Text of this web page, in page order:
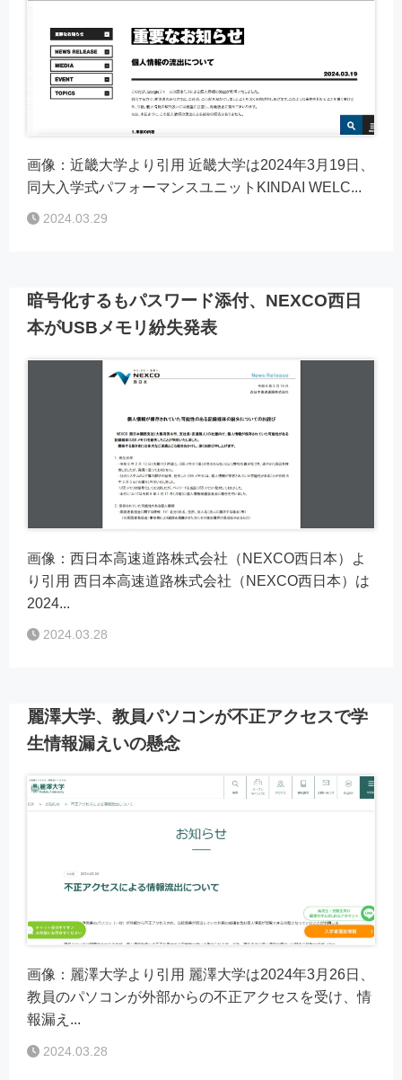
画像：近畿大学より引用 近畿大学は2024年3月19日、
同大入学式パフォーマンスユニットKINDAI WELC...
2024.03.29
暗号化するもパスワード添付、NEXCO西日
本がUSBメモリ紛失発表
画像：西日本高速道路株式会社（NEXCO西日本）よ
り引用 西日本高速道路株式会社（NEXCO西日本）は
2024...
2024.03.28
麗澤大学、教員パソコンが不正アクセスで学
生情報漏えいの懸念
画像：麗澤大学より引用 麗澤大学は2024年3月26日、
教員のパソコンが外部からの不正アクセスを受け、情
報漏え...
2024.03.28